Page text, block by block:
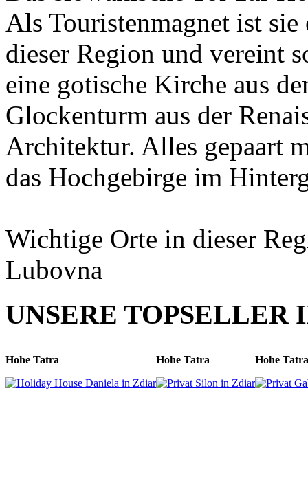
Als Touristenmagnet ist
dieser Region und vereint
eine gotische Kirche aus
Glockenturm aus der
Architektur. Alles gepaart
das Hochgebirge im
Wichtige Orte in dieser
Lubovna
UNSERE TOPSELLER
Hohe Tatra Hohe Tatra Hohe Tatra